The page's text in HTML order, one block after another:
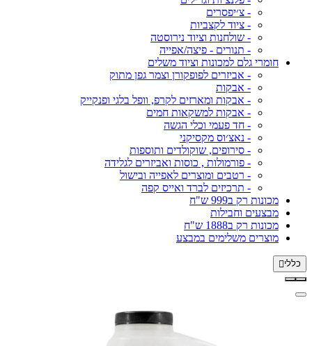
- צ׳יפסרים
- ציוד לקצביות
- שולחנות וציוד נירוסטה
- תנורים - פיצה/אפייה
חומרי גלם למכונות וציוד משלים
- אביזרים לפופקורן וצמר גפן מתוק
- אבקות
- אבקות ומארזים לקרפ, וופל בלגי ופנקייק
- אבקות למשקאות חמים
- חד פעמי וכלי הגשה
- נאצ׳וס מקסיקני
- סירופים, שוקולדים ותוספות
- פורמולות , כוסות ואביזרים לגלידה
- רטבים ומוצרים לאפייה ובישול
- תרכיזים לברד ואייס קפה
מכונות רק ב999 ש"ח
מבצעים וחבילות
מכונות רק ב1888 ש"ח
מוצרים משלימים במבצע
כללי